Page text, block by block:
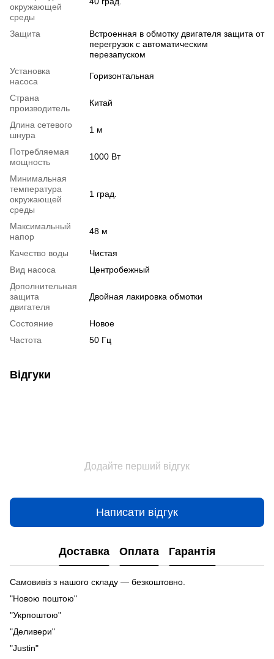
окружающей
среды
Защита
Встроенная в обмотку двигателя защита от
перегрузок с автоматическим
перезапуском
Установка
насоса
Горизонтальная
Страна
производитель
Китай
Длина сетевого
шнура
1 м
Потребляемая
мощность
1000 Вт
Минимальная
температура
окружающей
среды
1 град.
Максимальный
напор
48 м
Качество воды
Чистая
Вид насоса
Центробежный
Дополнительная
защита
двигателя
Двойная лакировка обмотки
Состояние
Новое
Частота
50 Гц
Відгуки
Додайте перший відгук
Написати відгук
Доставка Оплата Гарантія
Самовивіз з нашого складу — безкоштовно.
"Новою поштою"
"Укрпоштою"
"Деливери"
"Justin"